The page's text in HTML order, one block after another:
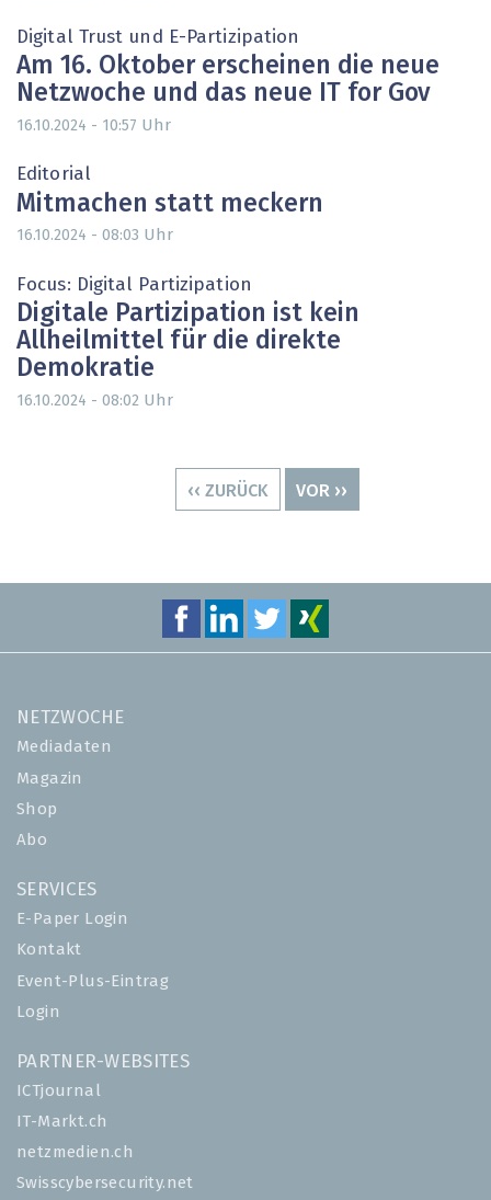
Digital Trust und E-Partizipation
Am 16. Oktober erscheinen die neue
Netzwoche und das neue IT for Gov
16.10.2024 - 10:57 Uhr
Editorial
Mitmachen statt meckern
16.10.2024 - 08:03 Uhr
Focus: Digital Partizipation
Digitale Partizipation ist kein
Allheilmittel für die direkte
Demokratie
16.10.2024 - 08:02 Uhr
VORHERIGE
‹‹ ZURÜCK
NÄCHSTE
VOR ››
NETZWOCHE
Mediadaten
Magazin
Shop
Abo
SERVICES
E-Paper Login
Kontakt
Event-Plus-Eintrag
Login
PARTNER-WEBSITES
ICTjournal
IT-Markt.ch
netzmedien.ch
Swisscybersecurity.net